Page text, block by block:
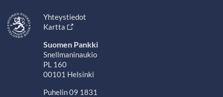
Yhteystiedot
Kartta
Suomen Pankki
Snellmaninaukio
PL 160
00101 Helsinki
Puhelin 09 1831